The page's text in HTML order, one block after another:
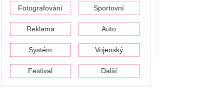
Fotografování Sportovní
Reklama Auto
Systém Vojenský
Festival Další